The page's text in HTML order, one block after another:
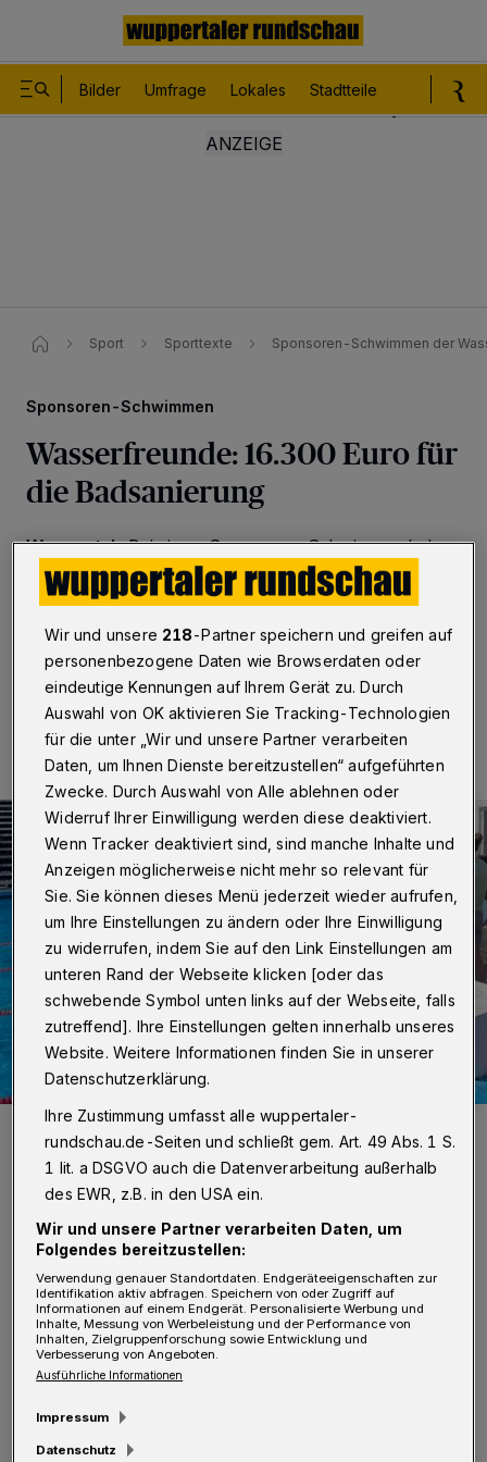
Bilder Umfrage Lokales Stadtteile
Sport Sporttexte Sponsoren-Schwimmen der
Sponsoren-Schwimmen
Wasserfreunde: 16.300 Euro für
die Badsanierung
Wuppertal·Bei einem Sponsoren-Schwimmen haben
die Wasserfreunde Wuppertal mehr als 16.300 Euro
eingenommen. Das Geld wird für die Sanierung des
Schwimmbades an der Bendahler Straße verwendet.
15.08.2022 , 09:30 Uhr
Aktive sowie Helferinnen und Helfer legten sich mächtig ins Zeug.
Foto: Wasserfreunde
D er erste Vorsitzende Harald Bayer
begrüßte 62 kleine Schwimmerinnen
und Schwimmer, die an den Startsockeln
standen. Dabei waren auch Kinder, die noch
kein Seepferdchen hatten und eine
Schwimmnudel benutzen durften.
Wir und unsere 218-Partner speichern und greifen auf
personenbezogene Daten wie Browserdaten oder
eindeutige Kennungen auf Ihrem Gerät zu. Durch
Auswahl von OK aktivieren Sie Tracking-Technologien
für die unter „Wir und unsere Partner verarbeiten
Daten, um Ihnen Dienste bereitzustellen“ aufgeführten
Zwecke. Durch Auswahl von Alle ablehnen oder
Widerruf Ihrer Einwilligung werden diese deaktiviert.
Wenn Tracker deaktiviert sind, sind manche Inhalte und
Anzeigen möglicherweise nicht mehr so relevant für
Sie. Sie können dieses Menü jederzeit wieder aufrufen,
um Ihre Einstellungen zu ändern oder Ihre Einwilligung
zu widerrufen, indem Sie auf den Link Einstellungen am
unteren Rand der Webseite klicken [oder das
schwebende Symbol unten links auf der Webseite, falls
zutreffend]. Ihre Einstellungen gelten innerhalb unseres
Website. Weitere Informationen finden Sie in unserer
Datenschutzerklärung.
Ihre Zustimmung umfasst alle wuppertaler-
rundschau.de-Seiten und schließt gem. Art. 49 Abs. 1 S.
1 lit. a DSGVO auch die Datenverarbeitung außerhalb
des EWR, z.B. in den USA ein.
Wir und unsere Partner verarbeiten Daten, um
Folgendes bereitzustellen:
Verwendung genauer Standortdaten. Endgeräteeigenschaften zur
Identifikation aktiv abfragen. Speichern von oder Zugriff auf
Informationen auf einem Endgerät. Personalisierte Werbung und
Inhalte, Messung von Werbeleistung und der Performance von
Inhalten, Zielgruppenforschung sowie Entwicklung und
Verbesserung von Angeboten.
Ausführliche Informationen
Impressum
Datenschutz